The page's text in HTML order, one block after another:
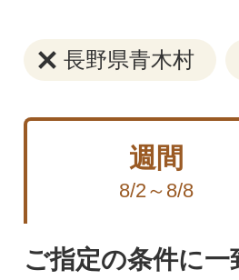
長野県青木村
週間
8/2～8/8
ご指定の条件に